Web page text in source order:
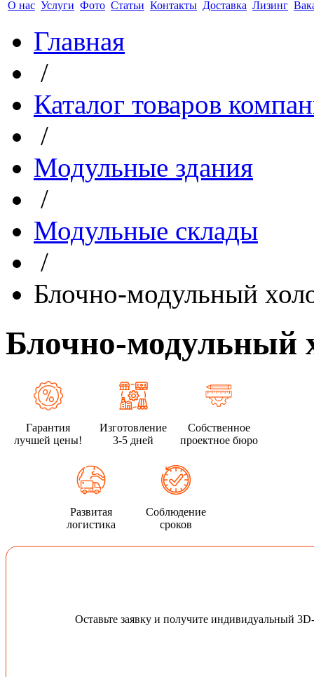
О нас Услуги Фото Статьи Контакты Доставка Лизинг
Главная
/
Каталог товаров
/
Модульные здания
/
Модульные склады
/
Блочно-модульный
Блочно-модульный
Гарантия
лучшей цены!
Изготовление
3-5 дней
Собственное
проектное бюро
Развитая
логистика
Соблюдение
сроков
Оставьте заявку и получите индивидуальный